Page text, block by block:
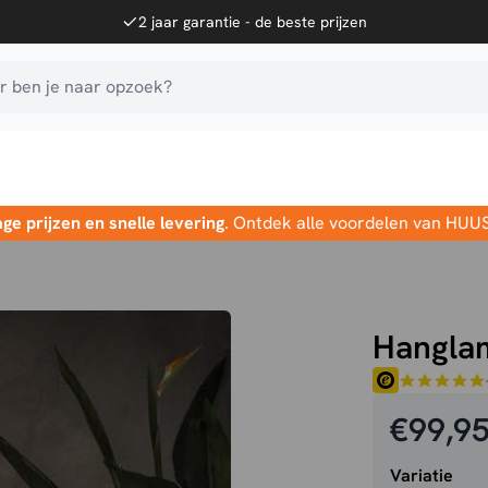
2 jaar garantie - de beste prijzen
ben je naar opzoek?
prijzen en snelle levering. Ontdek alle voordelen van
€99,95
Variatie